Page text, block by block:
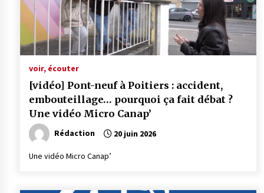
voir, écouter
[vidéo] Pont-neuf à Poitiers : accident,
embouteillage… pourquoi ça fait débat ?
Une vidéo Micro Canap’
Rédaction 20 juin 2026
Une vidéo Micro Canap’